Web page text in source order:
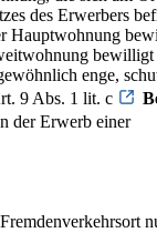
des Erwerbers
Hauptwohnung
bewilligt
enge,
9 Abs. 1 lit. c
der Erwerb einer